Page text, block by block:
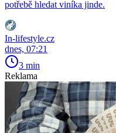
potřebě hledat viníka jinde.
In-lifestyle.cz
dnes, 07:21
3 min
Reklama